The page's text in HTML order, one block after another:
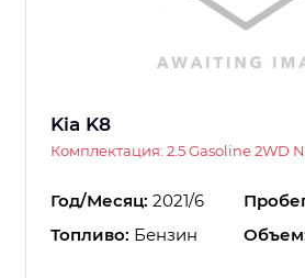
Kia K8
Комплектация: 2.5 Gasoline 2WD
Год/Месяц: 2021/6
Топливо: Бензин